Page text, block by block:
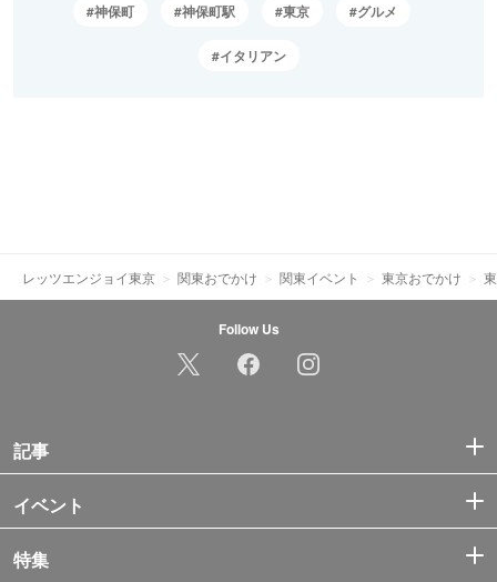
神保町 神保町駅 東京 グルメ
イタリアン
レッツエンジョイ東京 関東おでかけ 関東イベント 東京おでかけ
Follow Us
記事
イベント
特集